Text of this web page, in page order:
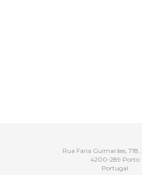
Rua Faria Guimarães, 718,
4200-289 Porto
Portugal